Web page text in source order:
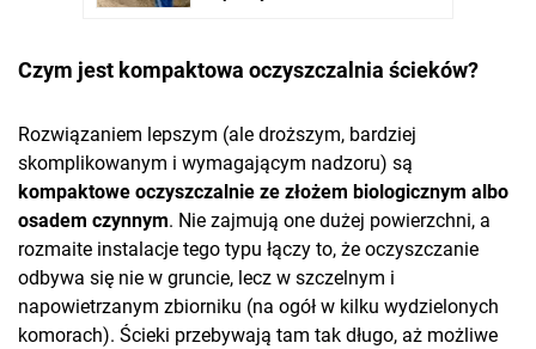
Czym jest kompaktowa oczyszczalnia ścieków?
Rozwiązaniem lepszym (ale droższym, bardziej
skomplikowanym i wymagającym nadzoru) są
kompaktowe oczyszczalnie ze złożem biologicznym albo
osadem czynnym. Nie zajmują one dużej powierzchni, a
rozmaite instalacje tego typu łączy to, że oczyszczanie
odbywa się nie w gruncie, lecz w szczelnym i
napowietrzanym zbiorniku (na ogół w kilku wydzielonych
komorach). Ścieki przebywają tam tak długo, aż możliwe